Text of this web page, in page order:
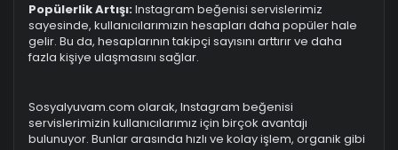
Popülerlik Artışı:Instagram beğenisi servislerimiz
sayesinde, kullanıcılarımızın hesapları daha popüler hale
gelir. Bu da, hesaplarının takipçi sayısını arttırır ve daha
fazla kişiye ulaşmasını sağlar.
Sosyalyuvam.com olarak, Instagram beğenisi
servislerimizin kullanıcılarımız için birçok avantajı
bulunuyor. Bunlar arasında hızlı ve kolay işlem, organik gibi